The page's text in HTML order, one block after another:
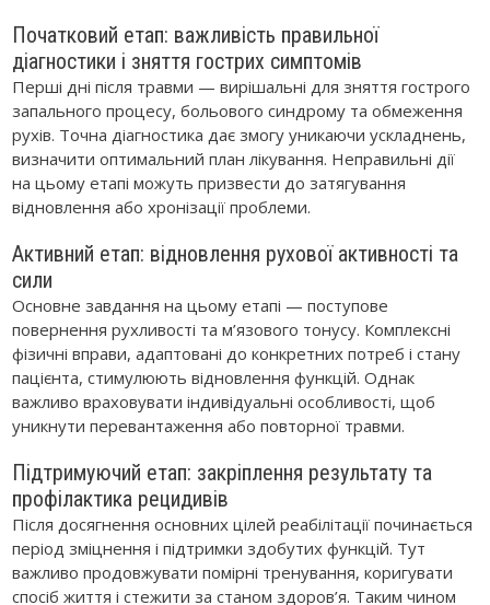
Початковий етап: важливість правильної
діагностики і зняття гострих симптомів
Перші дні після травми — вирішальні для зняття гострого
запального процесу, больового синдрому та обмеження
рухів. Точна діагностика дає змогу уникаючи ускладнень,
визначити оптимальний план лікування. Неправильні дії
на цьому етапі можуть призвести до затягування
відновлення або хронізації проблеми.
Активний етап: відновлення рухової активності та
сили
Основне завдання на цьому етапі — поступове
повернення рухливості та м’язового тонусу. Комплексні
фізичні вправи, адаптовані до конкретних потреб і стану
пацієнта, стимулюють відновлення функцій. Однак
важливо враховувати індивідуальні особливості, щоб
уникнути перевантаження або повторної травми.
Підтримуючий етап: закріплення результату та
профілактика рецидивів
Після досягнення основних цілей реабілітації починається
період зміцнення і підтримки здобутих функцій. Тут
важливо продовжувати помірні тренування, коригувати
спосіб життя і стежити за станом здоров’я. Таким чином